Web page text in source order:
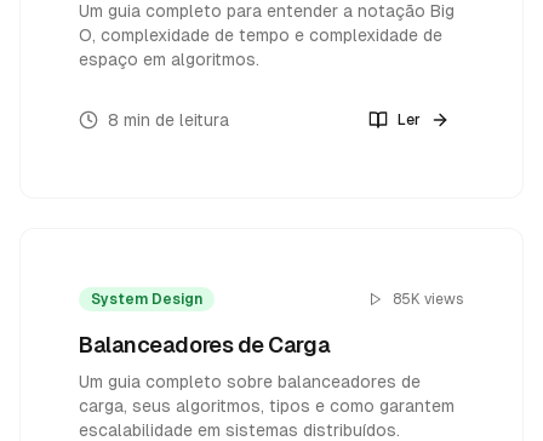
Um guia completo para entender a notação Big
O, complexidade de tempo e complexidade de
espaço em algoritmos.
8 min de leitura Ler
System Design 85K views
Balanceadores de Carga
Um guia completo sobre balanceadores de
carga, seus algoritmos, tipos e como garantem
escalabilidade em sistemas distribuídos.